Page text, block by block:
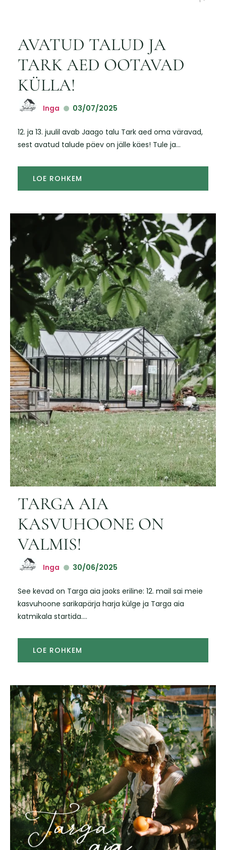
AVATUD TALUD JA
TARK AED OOTAVAD
KÜLLA!
Inga 03/07/2025
12. ja 13. juulil avab Jaago talu Tark aed oma väravad,
sest avatud talude päev on jälle käes! Tule ja...
LOE ROHKEM
TARGA AIA
KASVUHOONE ON
VALMIS!
Inga 30/06/2025
See kevad on Targa aia jaoks eriline: 12. mail sai meie
kasvuhoone sarikapärja harja külge ja Targa aia
katmikala startida....
LOE ROHKEM